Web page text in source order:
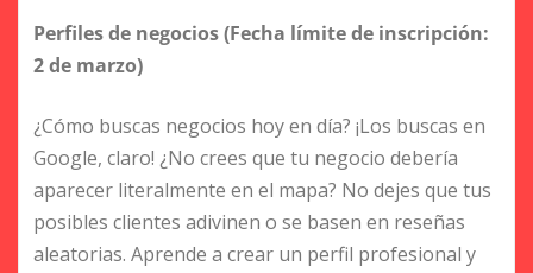
Perfiles de negocios (Fecha límite de inscripción:
2 de marzo)
¿Cómo buscas negocios hoy en día? ¡Los buscas en
Google, claro! ¿No crees que tu negocio debería
aparecer literalmente en el mapa? No dejes que tus
posibles clientes adivinen o se basen en reseñas
aleatorias. Aprende a crear un perfil profesional y